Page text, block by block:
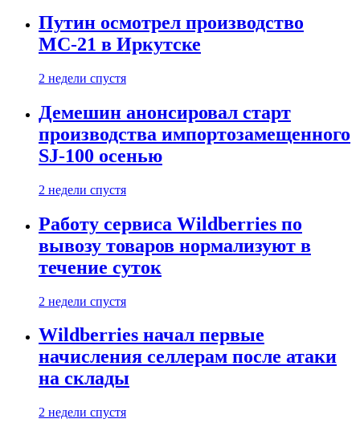
Путин осмотрел производство
МС-21 в Иркутске
2 недели спустя
Демешин анонсировал старт
производства импортозамещенного
SJ-100 осенью
2 недели спустя
Работу сервиса Wildberries по
вывозу товаров нормализуют в
течение суток
2 недели спустя
Wildberries начал первые
начисления селлерам после атаки
на склады
2 недели спустя